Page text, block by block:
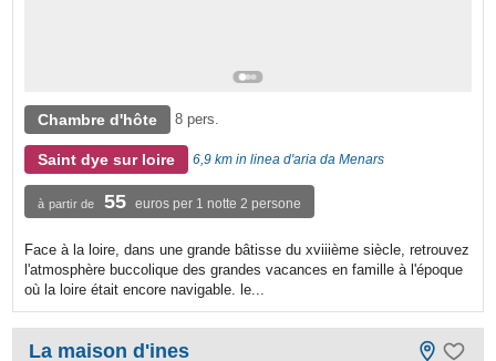
Chambre d'hôte 8 pers.
Saint dye sur loire 6,9 km in linea d'aria da Menars
à partir de 55 euros per 1 notte 2 persone
Face à la loire, dans une grande bâtisse du xviiième siècle, retrouvez
l'atmosphère buccolique des grandes vacances en famille à l'époque
où la loire était encore navigable. le...
La maison d'ines